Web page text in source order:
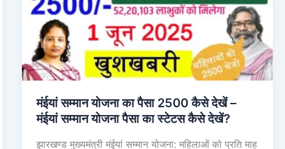
मंईयां सम्मान योजना का पैसा 2500 कैसे देखें –
मंईयां सम्मान योजना पैसा का स्टेटस कैसे देखें?
झारखण्ड मुख्यमंत्री मंईयां सम्मान योजना: महिलाओं को प्रति माह